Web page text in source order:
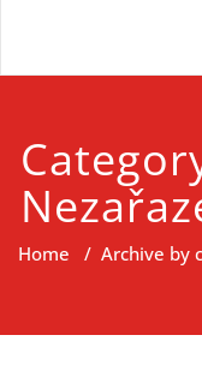
Home / Archive by